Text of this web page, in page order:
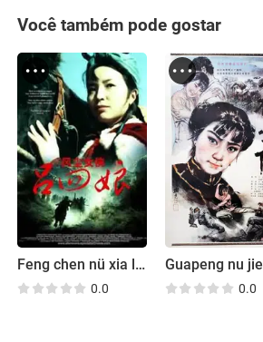
Você também pode gostar
Feng chen nü xia lü si niang
0.0
Guapeng nu jie
0.0